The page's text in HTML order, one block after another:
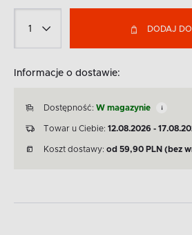
DODAJ
Informacje o dostawie:
Dostępność: W magazynie
Towar u Ciebie: 12.08.2026 -
Koszt dostawy: od 59,90 PLN (bez